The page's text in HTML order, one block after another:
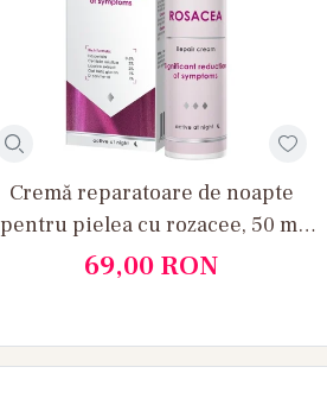
Cremă reparatoare de noapte
pentru pielea cu rozacee, 50 ml
Medity+
69,00 RON